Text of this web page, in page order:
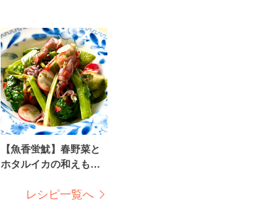
【魚香蛍魷】春野菜と
ホタルイカの和えもの
レシピ一覧へ